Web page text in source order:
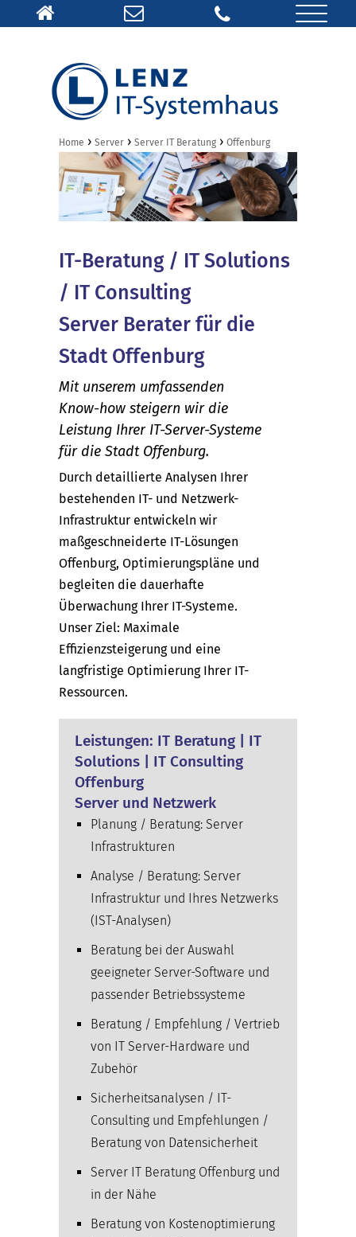
Home › Server › Server IT Beratung › Offenburg
IT-Beratung / IT Solutions
/ IT Consulting
Server Berater für die
Stadt Offenburg
Mit unserem umfassenden
Know-how steigern wir die
Leistung Ihrer IT-Server-Systeme
für die Stadt Offenburg.
Durch detaillierte Analysen Ihrer
bestehenden IT- und Netzwerk-
Infrastruktur entwickeln wir
maßgeschneiderte IT-Lösungen
Offenburg, Optimierungspläne und
begleiten die dauerhafte
Überwachung Ihrer IT-Systeme.
Unser Ziel: Maximale
Effizienzsteigerung und eine
langfristige Optimierung Ihrer IT-
Ressourcen.
Leistungen: IT Beratung | IT
Solutions | IT Consulting
Offenburg
Server und Netzwerk
Planung / Beratung: Server
Infrastrukturen
Analyse / Beratung: Server
Infrastruktur und Ihres Netzwerks
(IST-Analysen)
Beratung bei der Auswahl
geeigneter Server-Software und
passender Betriebssysteme
Beratung / Empfehlung / Vertrieb
von IT Server-Hardware und
Zubehör
Sicherheitsanalysen / IT-
Consulting und Empfehlungen /
Beratung von Datensicherheit
Server IT Beratung Offenburg und
in der Nähe
Beratung von Kostenoptimierung